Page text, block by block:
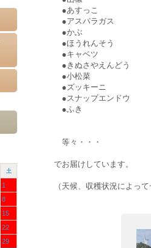
土
1
8
15
22
29
●あすっこ
●アスパラガス
●かぶ
●ほうれんそう
●キャベツ
●きぬさやえんどう
●小松菜
●ズッキーニ
●スナップエンドウ
●ふき
等々・・・
でお届けしています。
（天候、収穫状況によっ